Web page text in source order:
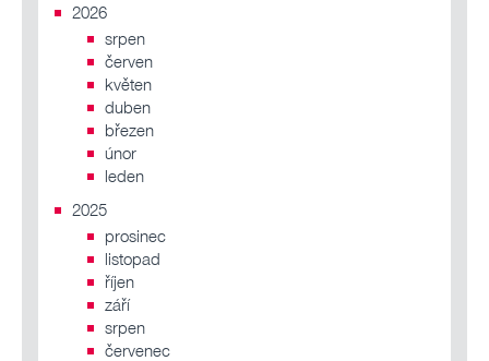
2026
srpen
červen
květen
duben
březen
únor
leden
2025
prosinec
listopad
říjen
září
srpen
červenec